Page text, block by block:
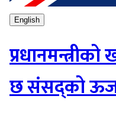
English
छ संसद्को